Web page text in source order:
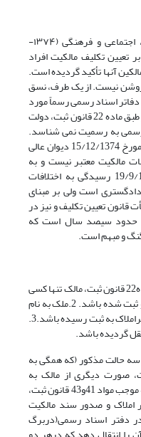
در قانون برنامه دوم توسعه اقتصادی، اجتماعی و فرهنگی (۱۳۷۴-
و برنامه چهارم (۱۳۸۴ -۱۳۸۸) بر تعیین تکلیف مالکیت افراد
آنها تأکید گردیده است.
نیست. از یک طرف، نسق
اسناد رسمی رسماً مورد
نقل و انتقال قرار می گیرد، از سوی دیگر طبق ماده 22 قانون ثبت، دولت
رسمی به رسمیت نمی شناسد.
یعنی حسب رأی وحدت رویه شماره 603 مورخ 15/12/1374 دیوان عالی
مالکیت معتبر نیست و به
موجب رأی وحدت رویه 568 مورخ19/9/1370 رسیدگی به اختلافات
است ولی بر مبنای
قانون تعیین تکلیف و نیز در
حدود سیصد سال است که
و مبهم است.
مالک، دارنده ملک است. لذا براساس ماده22 قانون ثبت، مالک تنها کسی
است که 1. ملک در دفتر املاک به اسم او ثبت شده باشد. 2.ملک به نام
وی منتقل گردیده، علاوه بر انتقال در دفتراملاک به ثبت رسیده باشد.3.
گردیده باشد.
که غیر از سه حالت مذکور (که همگی به
صورت دیگری از مالک به
رسمیت نمی شناسد. لیکن از یک طرف به موجب مواد 41و43 قانون ثبت،
املاک و صدور سند مالکیت
دفتر اسناد رسمی(دربرگ